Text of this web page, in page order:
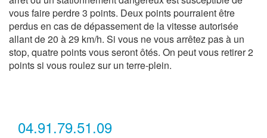
vous faire perdre 3 points. Deux points pourraient être
perdus en cas de dépassement de la vitesse autorisée
allant de 20 à 29 km/h. Si vous ne vous arrêtez pas à un
stop, quatre points vous seront ôtés. On peut vous retirer 2
points si vous roulez sur un terre-plein.
04.91.79.51.09